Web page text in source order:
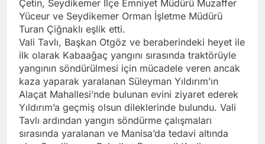
Çetin, Seydikemer İlçe Emniyet Müdürü Muzaffer
Yüceur ve Seydikemer Orman İşletme Müdürü
Turan Çiğnaklı eşlik etti.
Vali Tavlı, Başkan Otgöz ve beraberindeki heyet ile
ilk olarak Kabaağaç yangını sırasında traktörüyle
yangının söndürülmesi için mücadele veren ancak
kaza yaparak yaralanan Süleyman Yıldırım’ın
Alaçat Mahallesi’nde bulunan evini ziyaret ederek
Yıldırım’a geçmiş olsun dileklerinde bulundu. Vali
Tavlı ardından yangın söndürme çalışmaları
sırasında yaralanan ve Manisa’da tedavi altında